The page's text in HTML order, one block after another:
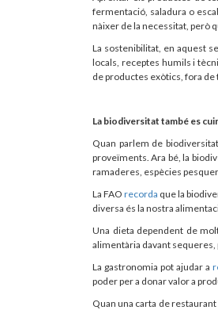
fermentació, saladura o
nàixer de la necessitat, però
La sostenibilitat, en aquest
locals, receptes humils i
de productes exòtics, fora
La biodiversitat també es
Quan parlem de
proveïments. Ara bé, la
ramaderes, espècies
La FAOrecorda que la
diversa és la nostra
Una dieta dependent de
alimentària davant sequeres,
La gastronomia pot ajudar a
poder per a donar valor a
Quan una carta de